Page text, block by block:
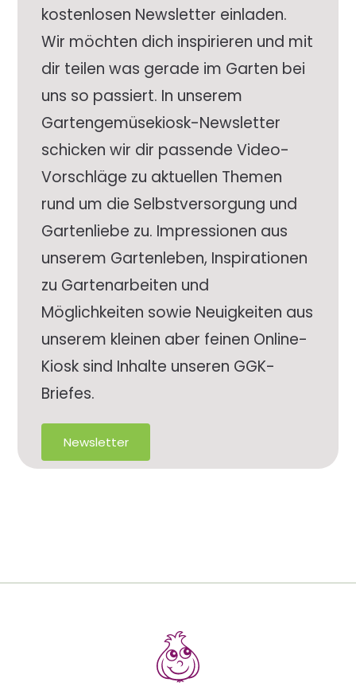
kostenlosen Newsletter einladen.
Wir möchten dich inspirieren und mit
dir teilen was gerade im Garten bei
uns so passiert. In unserem
Gartengemüsekiosk-Newsletter
schicken wir dir passende Video-
Vorschläge zu aktuellen Themen
rund um die Selbstversorgung und
Gartenliebe zu. Impressionen aus
unserem Gartenleben, Inspirationen
zu Gartenarbeiten und
Möglichkeiten sowie Neuigkeiten aus
unserem kleinen aber feinen Online-
Kiosk sind Inhalte unseren GGK-
Briefes.
Newsletter